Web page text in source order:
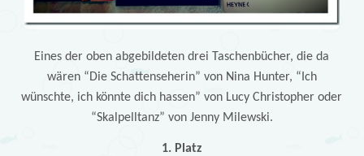
Eines der oben abgebildeten drei Taschenbücher, die da
wären “Die Schattenseherin” von Nina Hunter, “Ich
wünschte, ich könnte dich hassen” von Lucy Christopher oder
“Skalpelltanz” von Jenny Milewski.
1. Platz